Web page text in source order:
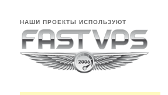
НАШИ ПРОЕКТЫ ИСПОЛЬЗУЮТ